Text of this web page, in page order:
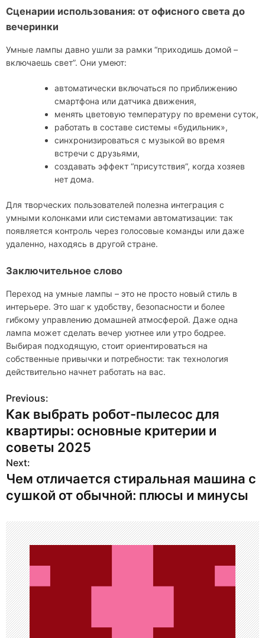
Сценарии использования: от офисного света до
вечеринки
Умные лампы давно ушли за рамки “приходишь домой –
включаешь свет”. Они умеют:
автоматически включаться по приближению
смартфона или датчика движения,
менять цветовую температуру по времени суток,
работать в составе системы «будильник»,
синхронизироваться с музыкой во время
встречи с друзьями,
создавать эффект “присутствия”, когда хозяев
нет дома.
Для творческих пользователей полезна интеграция с
умными колонками или системами автоматизации: так
появляется контроль через голосовые команды или даже
удаленно, находясь в другой стране.
Заключительное слово
Переход на умные лампы – это не просто новый стиль в
интерьере. Это шаг к удобству, безопасности и более
гибкому управлению домашней атмосферой. Даже одна
лампа может сделать вечер уютнее или утро бодрее.
Выбирая подходящую, стоит ориентироваться на
собственные привычки и потребности: так технология
действительно начнет работать на вас.
Н
а
в
и
г
ц
и
я
п
о
Previous:
Как выбрать робот-пылесос для
квартиры: основные критерии и
советы 2025
Next:
Чем отличается стиральная машина с
сушкой от обычной: плюсы и минусы